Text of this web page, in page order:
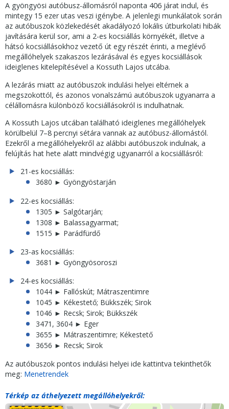
A gyöngyösi autóbusz-állomásról naponta 406 járat indul, és
mintegy 15 ezer utas veszi igénybe. A jelenlegi munkálatok során
az autóbuszok közlekedését akadályozó lokális útburkolati hibák
javítására kerül sor, ami a 2-es kocsiállás környékét, illetve a
hátsó kocsiállásokhoz vezető út egy részét érinti, a meglévő
megállóhelyek szakaszos lezárásával és egyes kocsiállások
ideiglenes kitelepítésével a Kossuth Lajos utcába.
A lezárás miatt az autóbuszok indulási helyei eltérnek a
megszokottól, és azonos vonalszámú autóbuszok ugyanarra a
célállomásra különböző kocsiállásokról is indulhatnak.
A Kossuth Lajos utcában található ideiglenes megállóhelyek
körülbelül 7–8 percnyi sétára vannak az autóbusz-állomástól.
Ezekről a megállóhelyekről az alábbi autóbuszok indulnak, a
felújítás hat hete alatt mindvégig ugyanarról a kocsiállásról:
21-es kocsiállás:
3680 ► Gyöngyöstarján
22-es kocsiállás:
1305 ► Salgótarján;
1308 ► Balassagyarmat;
1515 ► Parádfürdő
23-as kocsiállás:
3681 ► Gyöngyösoroszi
24-es kocsiállás:
1044 ► Fallóskút; Mátraszentimre
1045 ► Kékestető; Bükkszék; Sirok
1046 ► Recsk; Sirok; Bükkszék
3471, 3604 ► Eger
3655 ► Mátraszentimre; Kékestető
3656 ► Recsk; Sirok
Az autóbuszok pontos indulási helyei ide kattintva tekinthetők
meg: Menetrendek
Térkép az áthelyezett megállóhelyekről: